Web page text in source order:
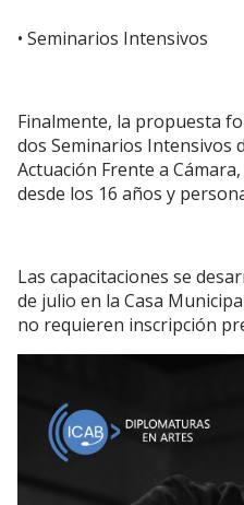
• Seminarios Intensivos
Finalmente, la propuesta
dos Seminarios Intensivos
Actuación Frente a
desde los 16 años y
Las capacitaciones se
de julio en la Casa
no requieren inscripción